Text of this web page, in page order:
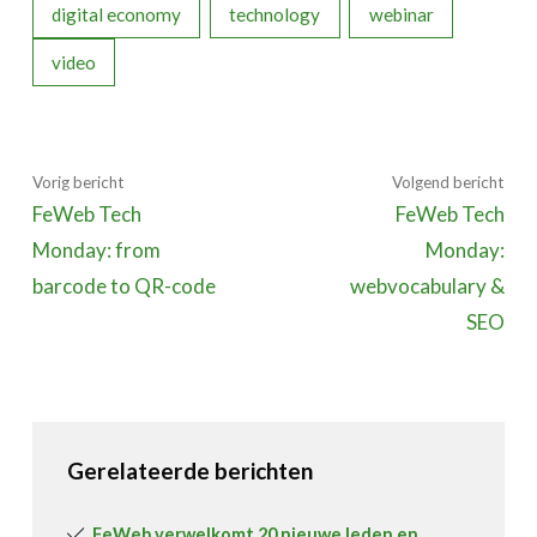
digital economy technology webinar
video
Vorig bericht
FeWeb Tech
Monday: from
barcode to QR-code
Volgend bericht
FeWeb Tech
Monday:
webvocabulary &
SEO
Gerelateerde berichten